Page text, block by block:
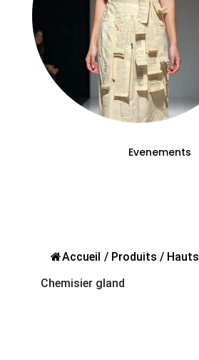
Evenements
Accueil / Produits / Hauts
Chemisier gland